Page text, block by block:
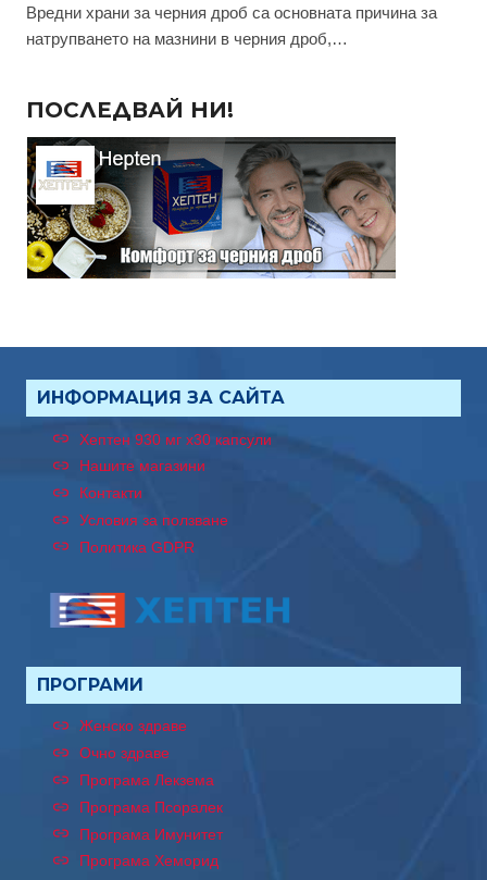
Вредни храни за черния дроб са основната причина за
натрупването на мазнини в черния дроб,…
ПОСЛЕДВАЙ НИ!
ИНФОРМАЦИЯ ЗА САЙТА
Хептен 930 мг x30 капсули
Нашите магазини
Контакти
Условия за ползване
Политика GDPR
ПРОГРАМИ
Женско здраве
Очно здраве
Програма Лекзема
Програма Псоралек
Програма Имунитет
Програма Хеморид